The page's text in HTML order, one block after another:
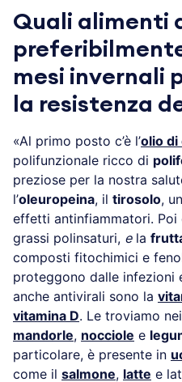
Quali alimenti
mesi invernali
la resistenza
«Al primo posto c’è l’olio di
polifunzionale ricco di
preziose per la nostra
l’oleuropeina, il tirosolo,
effetti antinfiammatori. Poi
grassi polinsaturi, ela
composti fitochimici e
proteggono dalle infezioni
anche antivirali sono la
vitamina D. Le troviamo nei
mandorle, nocciole e
particolare, è presente in
come il salmone, latte e